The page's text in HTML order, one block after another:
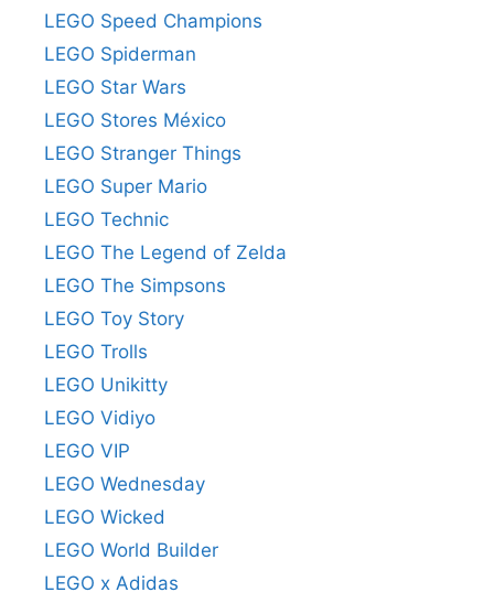
LEGO Speed Champions
LEGO Spiderman
LEGO Star Wars
LEGO Stores México
LEGO Stranger Things
LEGO Super Mario
LEGO Technic
LEGO The Legend of Zelda
LEGO The Simpsons
LEGO Toy Story
LEGO Trolls
LEGO Unikitty
LEGO Vidiyo
LEGO VIP
LEGO Wednesday
LEGO Wicked
LEGO World Builder
LEGO x Adidas